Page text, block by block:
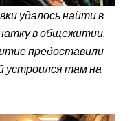
удалось найти в
в общежитии.
предоставили
устроился там на